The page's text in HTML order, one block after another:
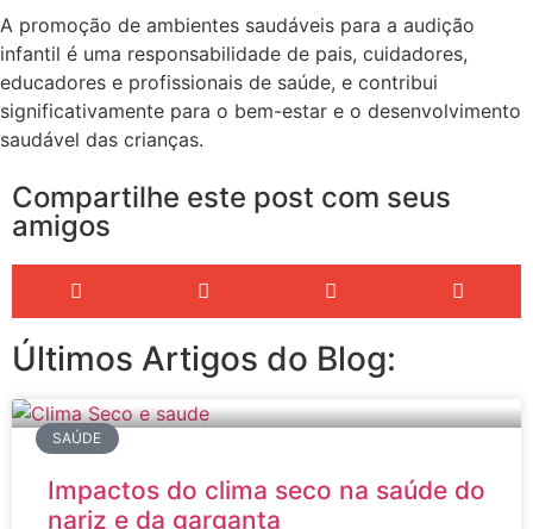
A promoção de ambientes saudáveis para a audição
infantil é uma responsabilidade de pais, cuidadores,
educadores e profissionais de saúde, e contribui
significativamente para o bem-estar e o desenvolvimento
saudável das crianças.
Compartilhe este post com seus
amigos
Últimos Artigos do Blog:
SAÚDE
Impactos do clima seco na saúde do
nariz e da garganta